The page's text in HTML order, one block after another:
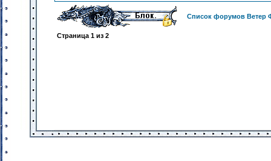
Список форумов Ветер
Страница 1 из 2